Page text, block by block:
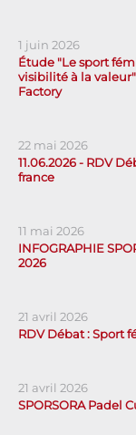
1 juin 2026
Étude "Le sport
visibilité à la valeur"
Factory
22 mai 2026
11.06.2026 - RDV
france
11 mai 2026
INFOGRAPHIE
2026
21 avril 2026
RDV Débat : Sport
21 avril 2026
SPORSORA Padel